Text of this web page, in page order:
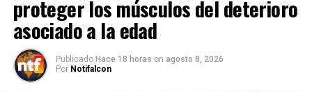
proteger los músculos del deterioro
asociado a la edad
Publicado Hace 18 horas on agosto 8, 2026
Por Notifalcon